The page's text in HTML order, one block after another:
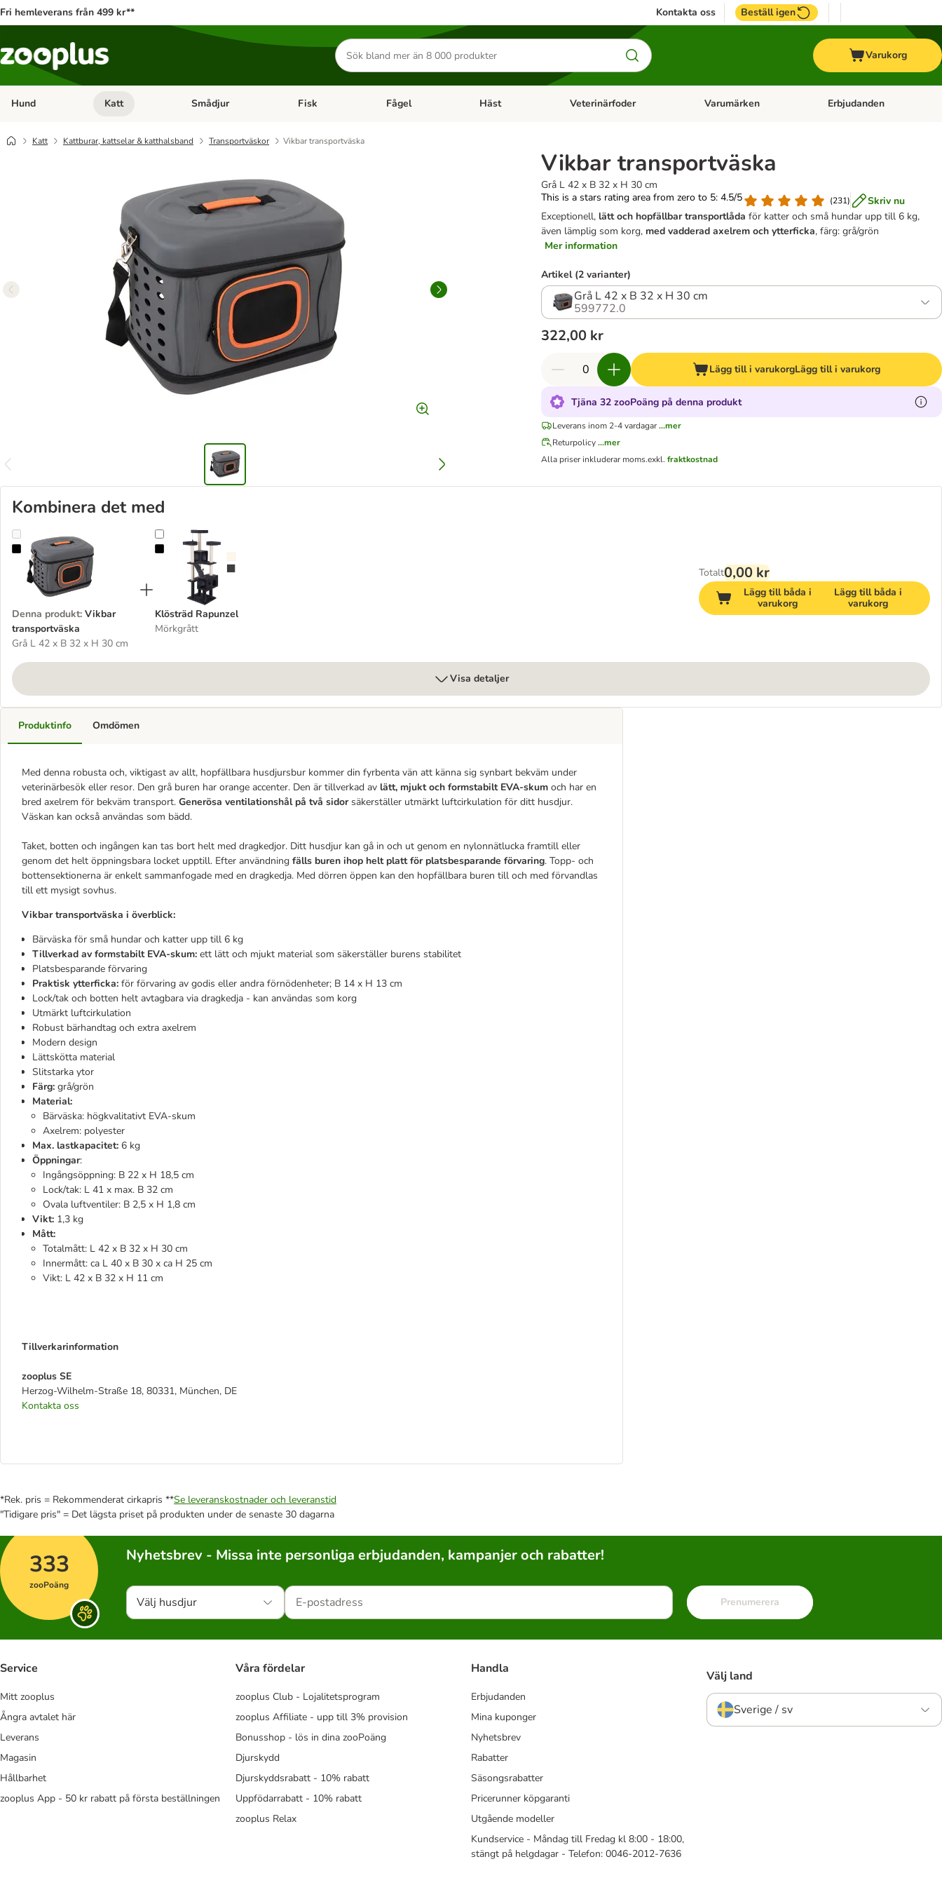
Fri hemleverans från 499 kr** Kontakta oss Beställ igen
Sök
efter
produkter
Varukorg
Hund Open category menu: Hund
Katt Open category menu: Katt
Smådjur Open category menu: Smådjur
Fisk Open category menu: Fisk
Fågel Open category menu: Fågel
Häst Open category menu: Häst
Veterinärfoder Open category menu: Veterinärfoder
Varumärken Open category menu:
Erbjudanden
Katt Kattburar, kattselar & katthalsband Transportväskor Vikbar transportväska
Vikbar transportväska
Grå L 42 x B 32 x H 30 cm
This is a stars rating area from zero to 5: 4.5/5
(231)
Skriv nu
Exceptionell, lätt och hopfällbar transportlåda för katter och små hundar upp till 6 kg,
även lämplig som korg, med vadderad axelrem och ytterficka, färg: grå/grön
Mer information
Artikel (2 varianter)
Grå L 42 x B 32 x H 30 cm
599772.0
322,00 kr
Lägg till i varukorgLägg till i varukorg
Tjäna 32 zooPoäng på denna produkt
Leverans inom 2-4 vardagar ...mer
Returpolicy ...mer
Alla priser inkluderar moms.exkl.fraktkostnad
Kombinera det med
Vikbar transportväska
Denna produkt: Vikbar
transportväska
Grå L 42 x B 32 x H 30 cm
Klösträd Rapunzel
Klösträd Rapunzel
Mörkgrått
Totalt0,00 kr
Lägg till båda i
varukorg
Lägg till båda i
varukorg
Visa detaljer
Produktinfo
Med denna robusta och, viktigast av allt, hopfällbara husdjursbur kommer din fyrbenta vän att känna sig synbart bekväm under
veterinärbesök eller resor. Den grå buren har orange accenter. Den är tillverkad av lätt, mjukt och formstabilt EVA-skum och har en
bred axelrem för bekväm transport. Generösa ventilationshål på två sidor säkerställer utmärkt luftcirkulation för ditt husdjur.
Väskan kan också användas som bädd.
Taket, botten och ingången kan tas bort helt med dragkedjor. Ditt husdjur kan gå in och ut genom en nylonnätlucka framtill eller
genom det helt öppningsbara locket upptill. Efter användning fälls buren ihop helt platt för platsbesparande förvaring. Topp- och
bottensektionerna är enkelt sammanfogade med en dragkedja. Med dörren öppen kan den hopfällbara buren till och med förvandlas
till ett mysigt sovhus.
Vikbar transportväska i överblick:
Bärväska för små hundar och katter upp till 6 kg
Tillverkad av formstabilt EVA-skum: ett lätt och mjukt material som säkerställer burens stabilitet
Platsbesparande förvaring
Praktisk ytterficka: för förvaring av godis eller andra förnödenheter; B 14 x H 13 cm
Lock/tak och botten helt avtagbara via dragkedja - kan användas som korg
Utmärkt luftcirkulation
Robust bärhandtag och extra axelrem
Modern design
Lättskötta material
Slitstarka ytor
Färg: grå/grön
Material:
Bärväska: högkvalitativt EVA-skum
Axelrem: polyester
Max. lastkapacitet: 6 kg
Öppningar:
Ingångsöppning: B 22 x H 18,5 cm
Lock/tak: L 41 x max. B 32 cm
Ovala luftventiler: B 2,5 x H 1,8 cm
Vikt: 1,3 kg
Mått:
Totalmått: L 42 x B 32 x H 30 cm
Innermått: ca L 40 x B 30 x ca H 25 cm
Vikt: L 42 x B 32 x H 11 cm
Tillverkarinformation
zooplus SE
Herzog-Wilhelm-Straße 18, 80331, München, DE
Kontakta oss
Omdömen
*Rek. pris = Rekommenderat cirkapris **Se leveranskostnader och leveranstid
"Tidigare pris" = Det lägsta priset på produkten under de senaste 30 dagarna
333
zooPoäng
Nyhetsbrev - Missa inte personliga erbjudanden, kampanjer och rabatter!
Välj husdjur Prenumerera
Service
Mitt zooplus
Ångra avtalet här
Leverans
Magasin
Hållbarhet
zooplus App - 50 kr rabatt på första beställningen
Våra fördelar
zooplus Club - Lojalitetsprogram
zooplus Affiliate - upp till 3% provision
Bonusshop - lös in dina zooPoäng
Djurskydd
Djurskyddsrabatt - 10% rabatt
Uppfödarrabatt - 10% rabatt
zooplus Relax
Handla
Erbjudanden
Mina kuponger
Nyhetsbrev
Rabatter
Säsongsrabatter
Pricerunner köpgaranti
Utgående modeller
Kundservice - Måndag till Fredag kl 8:00 - 18:00,
stängt på helgdagar - Telefon: 0046-2012-7636
Välj land
Sverige / sv